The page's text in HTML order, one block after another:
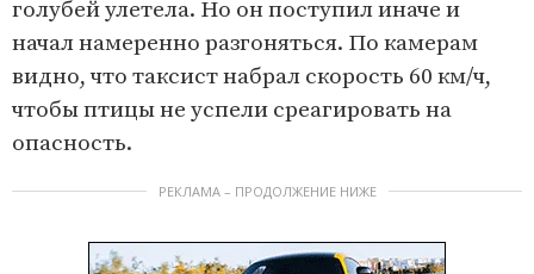
голубей улетела. Но он поступил иначе и
начал намеренно разгоняться. По камерам
видно, что таксист набрал скорость 60 км/ч,
чтобы птицы не успели среагировать на
опасность.
РЕКЛАМА – ПРОДОЛЖЕНИЕ НИЖЕ